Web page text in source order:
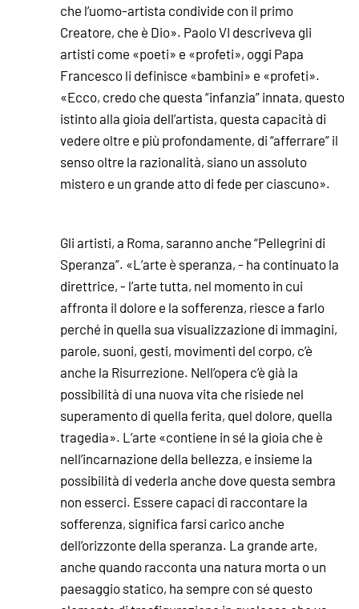
che l’uomo-artista condivide con il primo
Creatore, che è Dio». Paolo VI descriveva gli
artisti come «poeti» e «profeti», oggi Papa
Francesco li definisce «bambini» e «profeti».
«Ecco, credo che questa “infanzia” innata, questo
istinto alla gioia dell’artista, questa capacità di
vedere oltre e più profondamente, di “afferrare” il
senso oltre la razionalità, siano un assoluto
mistero e un grande atto di fede per ciascuno».
Gli artisti, a Roma, saranno anche “Pellegrini di
Speranza”. «L’arte è speranza, - ha continuato la
direttrice, - l’arte tutta, nel momento in cui
affronta il dolore e la sofferenza, riesce a farlo
perché in quella sua visualizzazione di immagini,
parole, suoni, gesti, movimenti del corpo, c’è
anche la Risurrezione. Nell’opera c’è già la
possibilità di una nuova vita che risiede nel
superamento di quella ferita, quel dolore, quella
tragedia». L’arte «contiene in sé la gioia che è
nell’incarnazione della bellezza, e insieme la
possibilità di vederla anche dove questa sembra
non esserci. Essere capaci di raccontare la
sofferenza, significa farsi carico anche
dell’orizzonte della speranza. La grande arte,
anche quando racconta una natura morta o un
paesaggio statico, ha sempre con sé questo